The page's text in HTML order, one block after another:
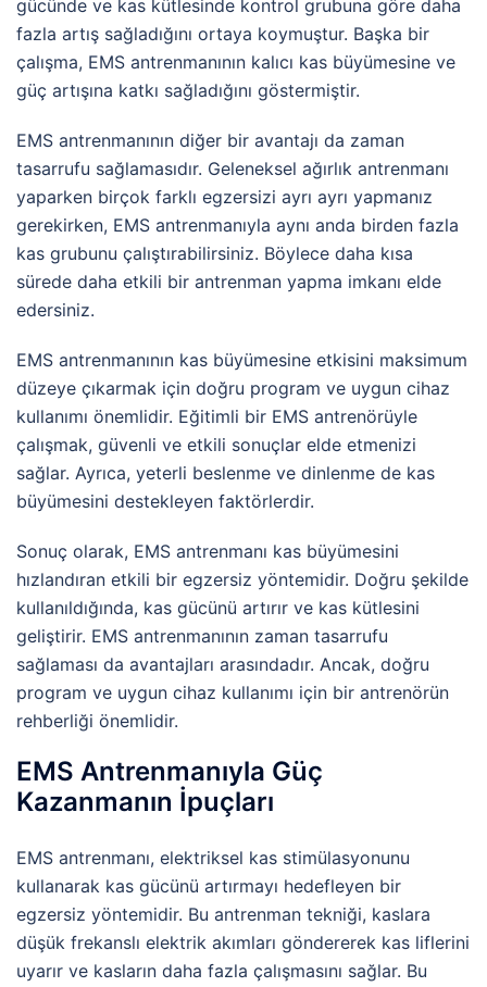
gücünde ve kas kütlesinde kontrol grubuna göre daha
fazla artış sağladığını ortaya koymuştur. Başka bir
çalışma, EMS antrenmanının kalıcı kas büyümesine ve
güç artışına katkı sağladığını göstermiştir.
EMS antrenmanının diğer bir avantajı da zaman
tasarrufu sağlamasıdır. Geleneksel ağırlık antrenmanı
yaparken birçok farklı egzersizi ayrı ayrı yapmanız
gerekirken, EMS antrenmanıyla aynı anda birden fazla
kas grubunu çalıştırabilirsiniz. Böylece daha kısa
sürede daha etkili bir antrenman yapma imkanı elde
edersiniz.
EMS antrenmanının kas büyümesine etkisini maksimum
düzeye çıkarmak için doğru program ve uygun cihaz
kullanımı önemlidir. Eğitimli bir EMS antrenörüyle
çalışmak, güvenli ve etkili sonuçlar elde etmenizi
sağlar. Ayrıca, yeterli beslenme ve dinlenme de kas
büyümesini destekleyen faktörlerdir.
Sonuç olarak, EMS antrenmanı kas büyümesini
hızlandıran etkili bir egzersiz yöntemidir. Doğru şekilde
kullanıldığında, kas gücünü artırır ve kas kütlesini
geliştirir. EMS antrenmanının zaman tasarrufu
sağlaması da avantajları arasındadır. Ancak, doğru
program ve uygun cihaz kullanımı için bir antrenörün
rehberliği önemlidir.
EMS Antrenmanıyla Güç
Kazanmanın İpuçları
EMS antrenmanı, elektriksel kas stimülasyonunu
kullanarak kas gücünü artırmayı hedefleyen bir
egzersiz yöntemidir. Bu antrenman tekniği, kaslara
düşük frekanslı elektrik akımları göndererek kas liflerini
uyarır ve kasların daha fazla çalışmasını sağlar. Bu